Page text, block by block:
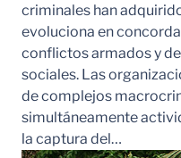
criminales han
evoluciona en
conflictos armados y
sociales. Las
de complejos
simultáneamente
la captura del…